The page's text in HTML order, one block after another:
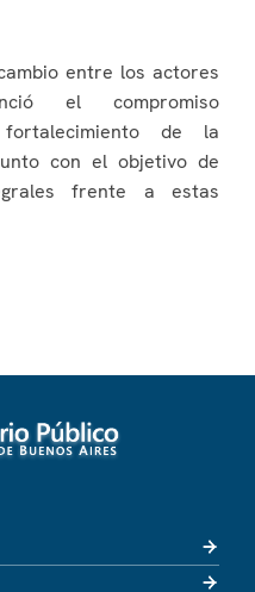
entre los actores
el compromiso
de la
con el objetivo de
frente a estas